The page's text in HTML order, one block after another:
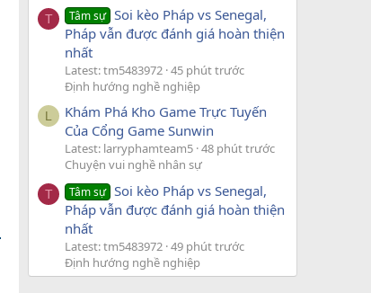
T Tâm sự Soi kèo Pháp vs Senegal,
Pháp vẫn được đánh giá hoàn thiện
nhất
Latest: tm5483972 45 phút trước
Định hướng nghề nghiệp
L
Khám Phá Kho Game Trực Tuyến
Của Cổng Game Sunwin
Latest: larryphamteam5 48 phút trước
Chuyện vui nghề nhân sự
T Tâm sự Soi kèo Pháp vs Senegal,
Pháp vẫn được đánh giá hoàn thiện
nhất
Latest: tm5483972 49 phút trước
Định hướng nghề nghiệp